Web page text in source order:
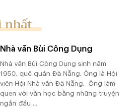
nhất
Nhà văn Bùi Công Dụng
Nhà văn Bùi Công Dụng sinh năm
1950, quê quán Đà Nẵng. Ông là Hội
viên Hội Nhà văn Đà Nẵng. Ông làm
quen với văn học bằng những truyện
ngắn đầu ...